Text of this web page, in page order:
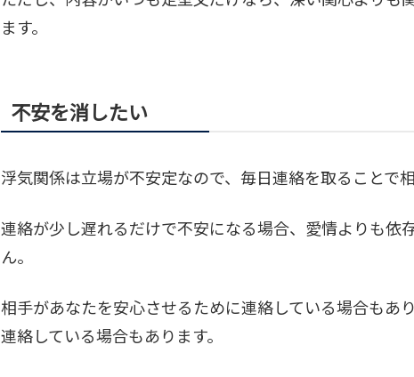
ます。
不安を消したい
浮気関係は立場が不安定なので、毎日連絡を取ることで
連絡が少し遅れるだけで不安になる場合、愛情よりも依
ん。
相手があなたを安心させるために連絡している場合もあ
連絡している場合もあります。